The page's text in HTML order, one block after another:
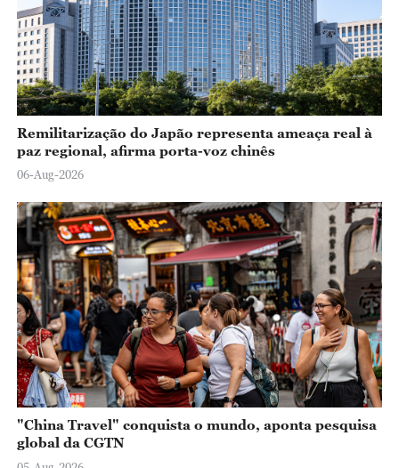
Remilitarização do Japão representa ameaça real à
paz regional, afirma porta-voz chinês
06-Aug-2026
"China Travel" conquista o mundo, aponta pesquisa
global da CGTN